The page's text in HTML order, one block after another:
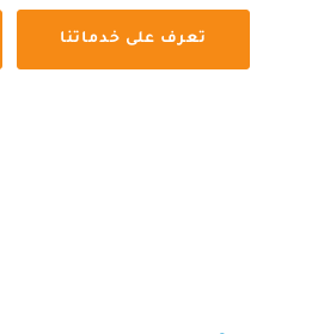
تعرف على خدماتنا